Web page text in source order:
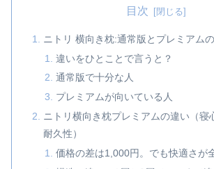
目次
ニトリ 横向き枕:通常版とプレミアム
違いをひとことで言うと？
通常版で十分な人
プレミアムが向いている人
ニトリ横向き枕プレミアムの違い（寝
耐久性）
価格の差は1,000円。でも快適さが